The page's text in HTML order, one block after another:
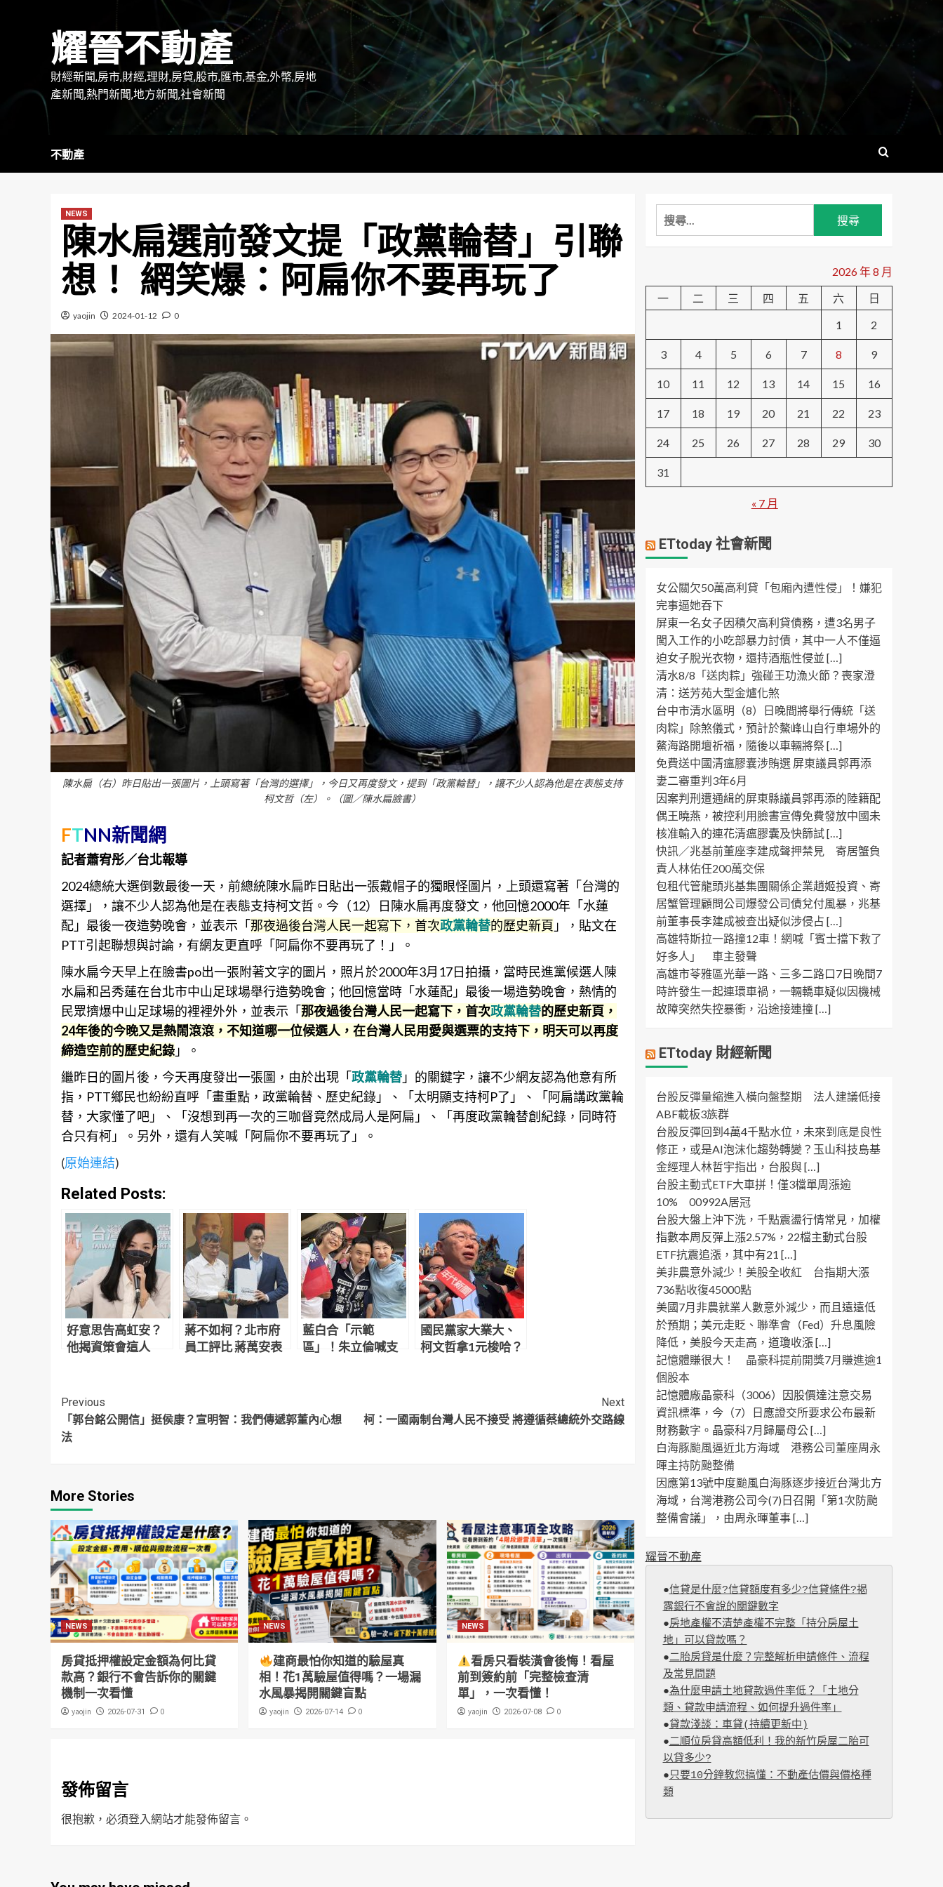
耀晉不動產
財經新聞,房市,財經,理財,房貸,股市,匯市,基金,外幣,房地
產新聞,熱門新聞,地方新聞,社會新聞
不動產
NEWS
陳水扁選前發文提「政黨輪替」引聯
想！ 網笑爆：阿扁你不要再玩了
yaojin 2024-01-12 0
陳水扁（右）昨日貼出一張圖片，上頭寫著「台灣的選擇」，今日又再度發文，提到「政黨輪替」，讓不少人認為他是在表態支持
柯文哲（左）。（圖／陳水扁臉書）
FTNN新聞網
記者蕭宥彤／台北報導
2024總統大選倒數最後一天，前總統陳水扁昨日貼出一張戴帽子的獨眼怪圖片，上頭還寫著「台灣的
選擇」，讓不少人認為他是在表態支持柯文哲。今（12）日陳水扁再度發文，他回憶2000年「水蓮
配」最後一夜造勢晚會，並表示「那夜過後台灣人民一起寫下，首次政黨輪替的歷史新頁 」，貼文在
PTT引起聯想與討論，有網友更直呼「阿扁你不要再玩了！」。
陳水扁今天早上在臉書po出一張附著文字的圖片，照片於2000年3月17日拍攝，當時民進黨候選人陳
水扁和呂秀蓮在台北市中山足球場舉行造勢晚會；他回憶當時「水蓮配」最後一場造勢晚會，熱情的
民眾擠爆中山足球場的裡裡外外，並表示「那夜過後台灣人民一起寫下，首次政黨輪替的歷史新頁，
24年後的今晚又是熱鬧滾滾，不知道哪一位候選人，在台灣人民用愛與選票的支持下，明天可以再度
締造空前的歷史紀錄 」。
繼昨日的圖片後，今天再度發出一張圖，由於出現「政黨輪替 」的關鍵字，讓不少網友認為他意有所
指，PTT鄉民也紛紛直呼「畫重點，政黨輪替、歷史紀錄」、「太明顯支持柯P了」、「阿扁講政黨輪
替，大家懂了吧」、「沒想到再一次的三咖督竟然成局人是阿扁」、「再度政黨輪替創紀錄，同時符
合只有柯」。另外，還有人笑喊「阿扁你不要再玩了」。
(原始連結)
Related Posts:
好意思告高虹安？
他揭資策會這人
蔣不如柯？北市府
員工評比 蔣萬安表
藍白合「示範
區」！朱立倫喊支
國民黨家大業大、
柯文哲拿1元梭哈？
Continue
Reading
Previous
「郭台銘公開信」挺侯康？宣明智：我們傳遞郭董內心想
法
Next
柯：一國兩制台灣人民不接受 將遵循蔡總統外交路線
More Stories
NEWS
房貸抵押權設定金額為何比貸
款高？銀行不會告訴你的關鍵
機制一次看懂
yaojin 2026-07-31 0
NEWS
建商最怕你知道的驗屋真
相！花1萬驗屋值得嗎？一場漏
水風暴揭開關鍵盲點
yaojin 2026-07-14 0
NEWS
看房只看裝潢會後悔！看屋
前到簽約前「完整檢查清
單」，一次看懂！
yaojin 2026-07-08 0
發佈留言
很抱歉，必須登入網站才能發佈留言。
搜
尋
字:
2026 年 8 月
一
二 三 四 五 六
日
1
2
3 4 5 6 7 8 9
10 11 12 13 14 15 16
17 18 19 20 21 22 23
24 25 26 27 28 29 30
31
« 7 月
ETtoday 社會新聞
女公關欠50萬高利貸「包廂內遭性侵」！嫌犯
完事逼她吞下
屏東一名女子因積欠高利貸債務，遭3名男子
闖入工作的小吃部暴力討債，其中一人不僅逼
迫女子脫光衣物，還持酒瓶性侵並 […]
清水8/8「送肉粽」強碰王功漁火節？喪家澄
清：送芳苑大型金爐化煞
台中市清水區明（8）日晚間將舉行傳統「送
肉粽」除煞儀式，預計於鰲峰山自行車場外的
鰲海路開壇祈福，隨後以車輛將祭 […]
免費送中國清瘟膠囊涉賄選 屏東議員郭再添
妻二審重判3年6月
因案判刑遭通緝的屏東縣議員郭再添的陸籍配
偶王曉燕，被控利用臉書宣傳免費發放中國未
核准輸入的連花清瘟膠囊及快篩試 […]
快訊／兆基前董座李建成聲押禁見 寄居蟹負
責人林佑任200萬交保
包租代管龍頭兆基集團關係企業趙姬投資、寄
居蟹管理顧問公司爆發公司債兌付風暴，兆基
前董事長李建成被查出疑似涉侵占 […]
高雄特斯拉一路撞12車！網喊「賓士擋下救了
好多人」 車主發聲
高雄市苓雅區光華一路、三多二路口7日晚間7
時許發生一起連環車禍，一輛轎車疑似因機械
故障突然失控暴衝，沿途接連撞 […]
ETtoday 財經新聞
台股反彈量縮進入橫向盤整期 法人建議低接
ABF載板3族群
台股反彈回到4萬4千點水位，未來到底是良性
修正，或是AI泡沫化趨勢轉變？玉山科技島基
金經理人林哲宇指出，台股與 […]
台股主動式ETF大車拼！僅3檔單周漲逾
10% 00992A居冠
台股大盤上沖下洗，千點震盪行情常見，加權
指數本周反彈上漲2.57%，22檔主動式台股
ETF抗震追漲，其中有21 […]
美非農意外減少！美股全收紅 台指期大漲
736點收復45000點
美國7月非農就業人數意外減少，而且遠遠低
於預期；美元走貶、聯準會（Fed）升息風險
降低，美股今天走高，道瓊收漲 […]
記憶體賺很大！ 晶豪科提前開獎7月賺進逾1
個股本
記憶體廠晶豪科（3006）因股價達注意交易
資訊標準，今（7）日應證交所要求公布最新
財務數字。晶豪科7月歸屬母公 […]
白海豚颱風逼近北方海域 港務公司董座周永
暉主持防颱整備
因應第13號中度颱風白海豚逐步接近台灣北方
海域，台灣港務公司今(7)日召開「第1次防颱
整備會議」，由周永暉董事 […]
耀晉不動產
●信貸是什麼?信貸額度有多少?信貸條件?揭
露銀行不會說的關鍵數字
●房地產權不清楚產權不完整「持分房屋土
地」可以貸款嗎？
●二胎房貸是什麼？完整解析申請條件、流程
及常見問題
●為什麼申請土地貸款過件率低？「土地分
類、貸款申請流程、如何提升過件率」
●貸款淺談：車貸(持續更新中)
●二順位房貸高額低利！我的新竹房屋二胎可
以貸多少?
●只要10分鐘教您搞懂：不動產估價與價格種
類